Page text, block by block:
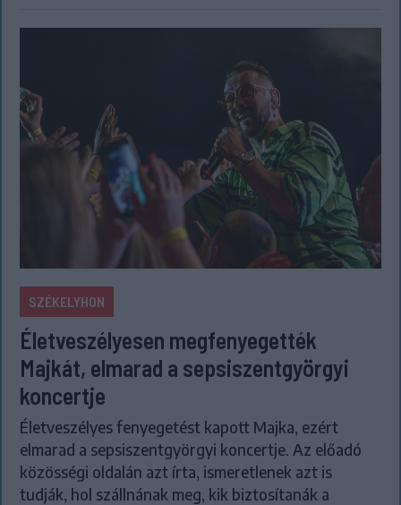
SZÉKELYHON
Életveszélyesen megfenyegették
Majkát, elmarad a sepsiszentgyörgyi
koncertje
Életveszélyes fenyegetést kapott Majka, ezért
elmarad a sepsiszentgyörgyi koncertje. Az előadó
közösségi oldalán azt írta, ismeretlenek azt is
tudják, hol szállnának meg, kik biztosítanák a